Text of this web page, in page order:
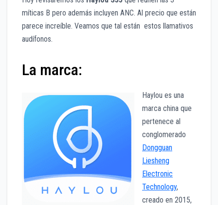
míticas B pero además incluyen ANC. Al precio que están
parece increíble. Veamos que tal están estos llamativos
audífonos.
La marca:
Haylou es una
marca china que
pertenece al
conglomerado
Dongguan
Liesheng
Electronic
Technology,
creado en 2015,